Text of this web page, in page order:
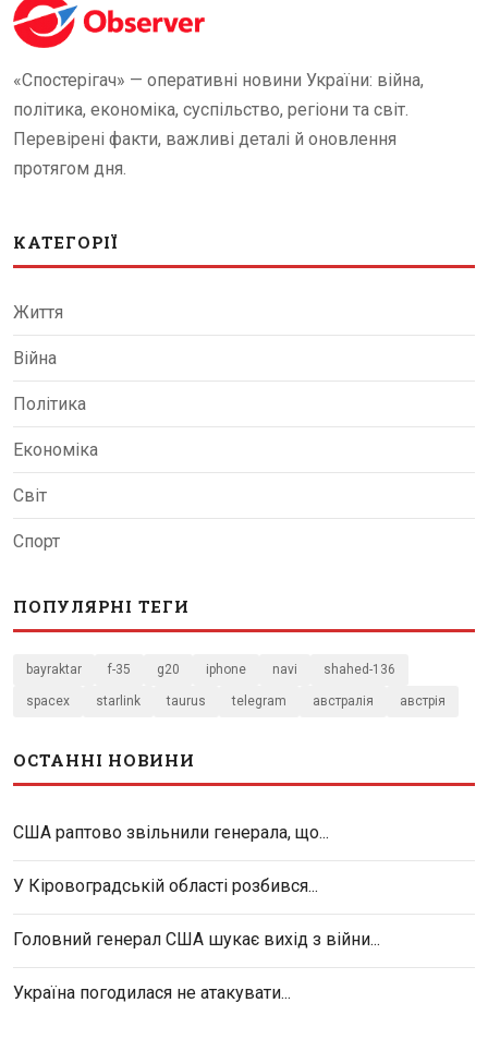
«Спостерігач» — оперативні новини України: війна,
політика, економіка, суспільство, регіони та світ.
Перевірені факти, важливі деталі й оновлення
протягом дня.
КАТЕГОРІЇ
Життя
Війна
Політика
Економіка
Світ
Спорт
ПОПУЛЯРНІ ТЕГИ
bayraktar f-35 g20 iphone navi shahed-136
spacex starlink taurus telegram австралія австрія
ОСТАННІ НОВИНИ
США раптово звільнили генерала, що...
У Кіровоградській області розбився...
Головний генерал США шукає вихід з війни...
Україна погодилася не атакувати...